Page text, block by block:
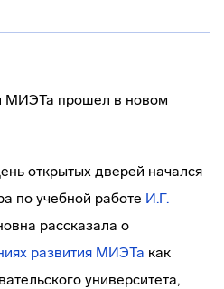
открытых дверей начался
по учебной работе И.Г.
рассказала о
развития МИЭТа как
университета,